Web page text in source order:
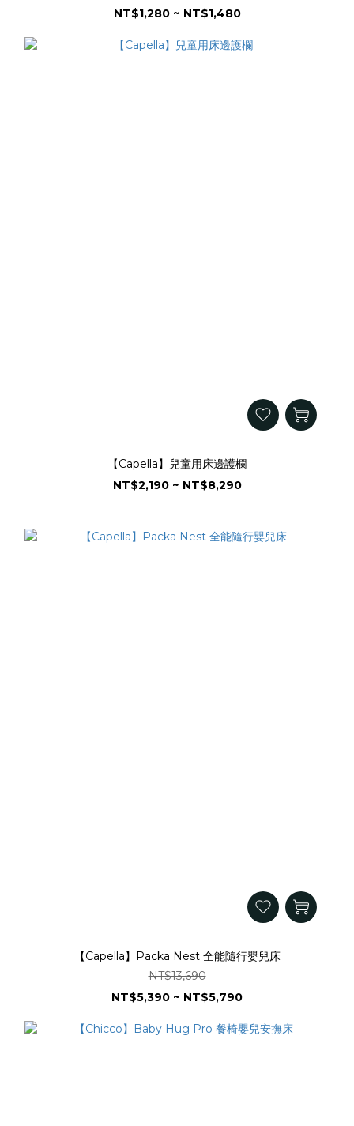
NT$1,280 ~ NT$1,480
【Capella】兒童用床邊護欄
NT$2,190 ~ NT$8,290
【Capella】Packa Nest 全能隨行嬰兒床
NT$13,690
NT$5,390 ~ NT$5,790